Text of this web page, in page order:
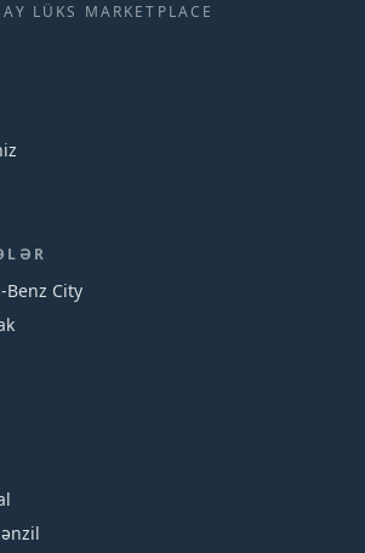
LÜKS MARKETPLACE
City